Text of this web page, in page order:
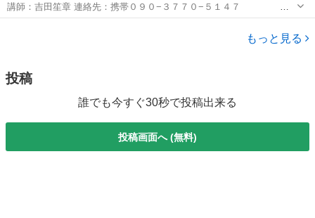
講師：吉田笙章 連絡先：携帯０９０−３７７０−５１４７
自宅０１１−８５４−４８９８ 最寄り駅：南郷18丁目
もっと見る
投稿
誰でも今すぐ30秒で投稿出来る
投稿画面へ (無料)